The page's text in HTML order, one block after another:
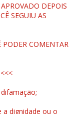
DEPOIS
SEGUIU AS
PODER COMENTAR
a dignidade ou o